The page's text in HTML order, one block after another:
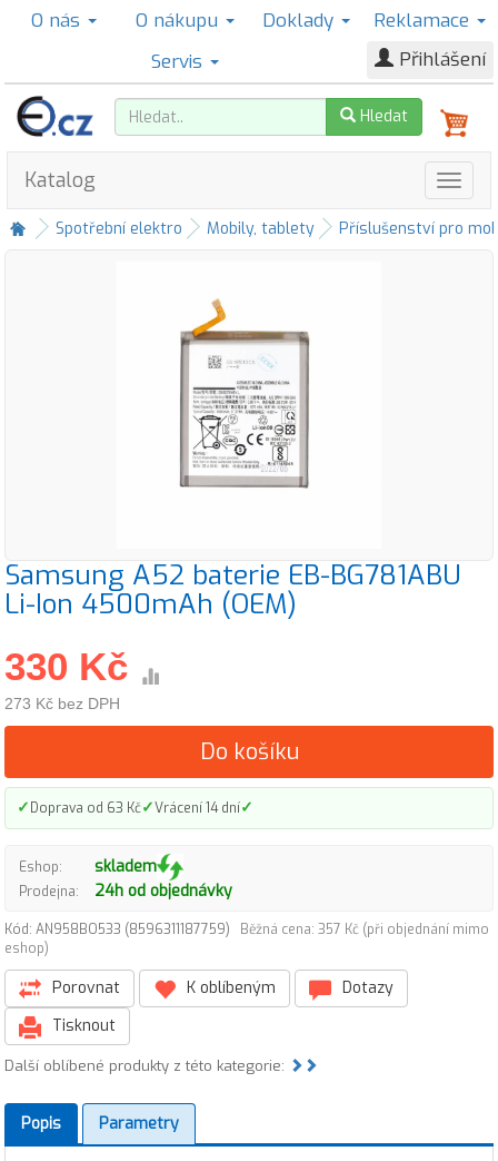
O nás O nákupu Doklady
Reklamace
Servis
Přihlášení
Hledat
Katalog
Spotřební elektro Mobily, tablety Příslušenství pro
Samsung A52 baterie EB-BG781ABU
Li-Ion 4500mAh (OEM)
330 Kč
273 Kč bez DPH
Do košíku
✓Doprava od 63 Kč✓Vrácení 14 dní✓
Eshop: skladem
Prodejna: 24h od objednávky
Kód: AN958BO533 (8596311187759)
Běžná cena: 357 Kč (při objednání mimo
eshop)
Porovnat K oblíbeným
Dotazy
Tisknout
Další oblíbené produkty z této kategorie:
Popis Parametry